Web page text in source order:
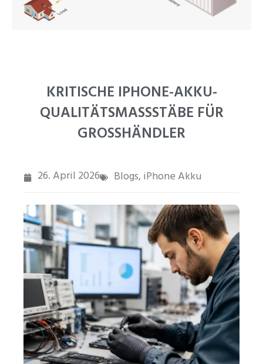
KRITISCHE IPHONE-AKKU-
QUALITÄTSMASSSTÄBE FÜR G
ROSSHÄNDLER
26. April 2026 Blogs, iPhone Akku